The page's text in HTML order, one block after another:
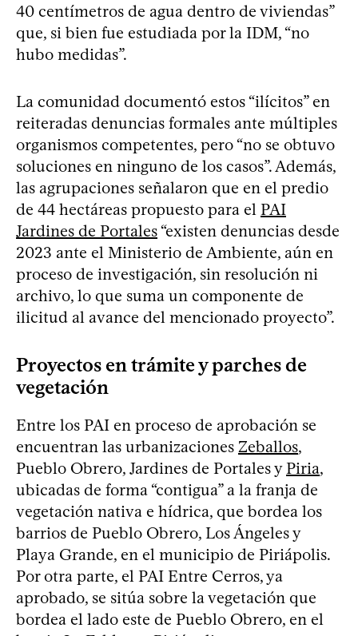
40 centímetros de agua dentro de viviendas”
que, si bien fue estudiada por la IDM, “no
hubo medidas”.
La comunidad documentó estos “ilícitos” en
reiteradas denuncias formales ante múltiples
organismos competentes, pero “no se obtuvo
soluciones en ninguno de los casos”. Además,
las agrupaciones señalaron que en el predio
de 44 hectáreas propuesto para el PAI
Jardines de Portales “existen denuncias desde
2023 ante el Ministerio de Ambiente, aún en
proceso de investigación, sin resolución ni
archivo, lo que suma un componente de
ilicitud al avance del mencionado proyecto”.
Proyectos en trámite y parches de
vegetación
Entre los PAI en proceso de aprobación se
encuentran las urbanizaciones Zeballos,
Pueblo Obrero, Jardines de Portales yPiria,
ubicadas de forma “contigua” a la franja de
vegetación nativa e hídrica, que bordea los
barrios de Pueblo Obrero, Los Ángeles y
Playa Grande, en el municipio de Piriápolis.
Por otra parte, el PAI Entre Cerros, ya
aprobado, se sitúa sobre la vegetación que
bordea el lado este de Pueblo Obrero, en el